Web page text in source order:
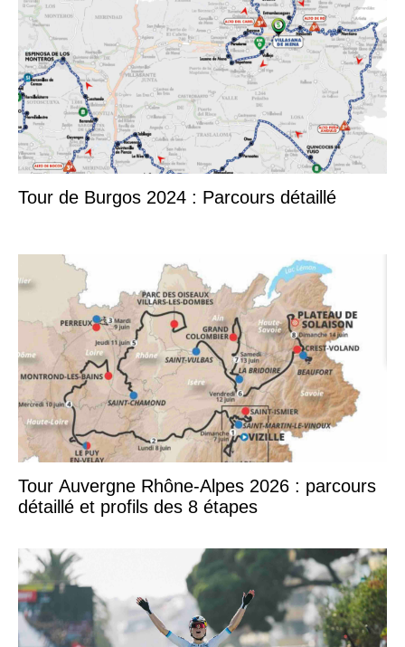
Tour de Burgos 2024 : Parcours détaillé
Tour Auvergne Rhône-Alpes 2026 : parcours
détaillé et profils des 8 étapes